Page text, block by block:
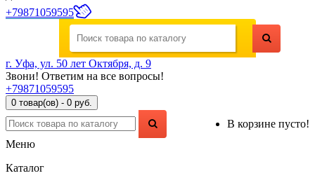
+79871059595
г. Уфа, ул. 50 лет Октября, д. 9
Звони! Ответим на все вопросы!
+79871059595
0 товар(ов) - 0 руб.
В корзине пусто!
Меню
Каталог